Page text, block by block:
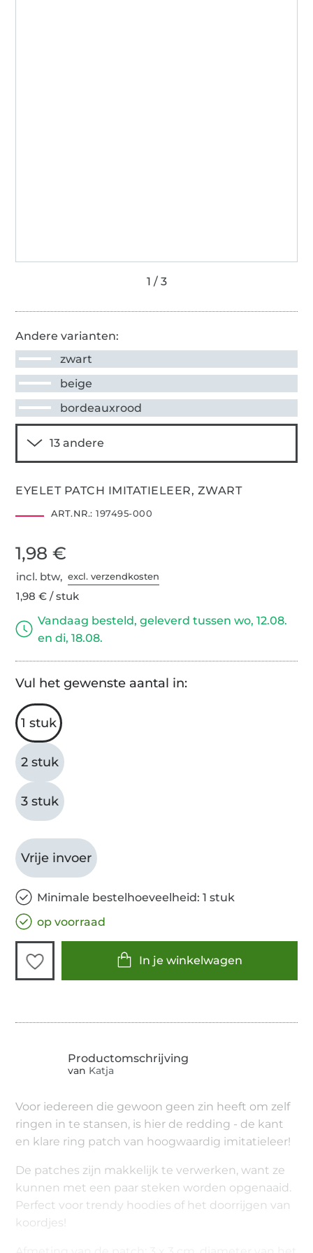
Andere varianten:
zwart
beige
bordeauxrood
EYELET PATCH IMITATIELEER, ZWART
ART.NR.: 197495-000
1,98 €
incl. btw,excl. verzendkosten
1,98 € / stuk
Vandaag besteld, geleverd tussen wo, 12.08.
en di, 18.08.
Vul het gewenste aantal in:
1 stuk
2 stuk
3 stuk
Vrije invoer
Minimale bestelhoeveelheid: 1 stuk
op voorraad
In je winkelwagen
van Katja
Voor iedereen die gewoon geen zin heeft om zelf
ringen in te stansen, is hier de redding - de kant
en klare ring patch van hoogwaardig imitatieleer!
De patches zijn makkelijk te verwerken, want ze
kunnen met een paar steken worden opgenaaid.
Perfect voor trendy hoodies of het doorrijgen van
koordjes!